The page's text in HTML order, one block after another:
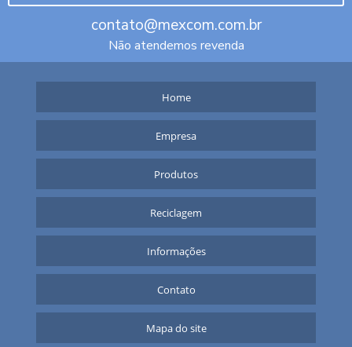
contato@mexcom.com.br
Não atendemos revenda
Home
Empresa
Produtos
Reciclagem
Informações
Contato
Mapa do site